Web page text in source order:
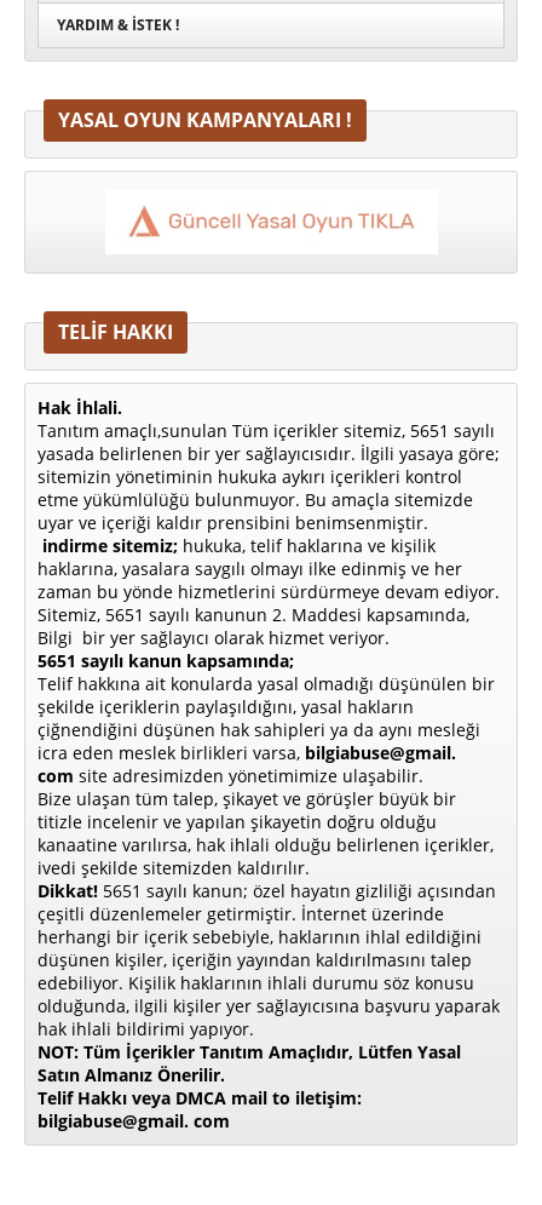
YARDIM & İSTEK !
YASAL OYUN KAMPANYALARI !
TELİF HAKKI
Hak İhlali.
Tanıtım amaçlı,sunulan Tüm içerikler sitemiz, 5651 sayılı
yasada belirlenen bir yer sağlayıcısıdır. İlgili yasaya göre;
sitemizin yönetiminin hukuka aykırı içerikleri kontrol
etme yükümlülüğü bulunmuyor. Bu amaçla sitemizde
uyar ve içeriği kaldır prensibini benimsenmiştir.
indirme sitemiz; hukuka, telif haklarına ve kişilik
haklarına, yasalara saygılı olmayı ilke edinmiş ve her
zaman bu yönde hizmetlerini sürdürmeye devam ediyor.
Sitemiz, 5651 sayılı kanunun 2. Maddesi kapsamında,
Bilgi bir yer sağlayıcı olarak hizmet veriyor.
5651 sayılı kanun kapsamında;
Telif hakkına ait konularda yasal olmadığı düşünülen bir
şekilde içeriklerin paylaşıldığını, yasal hakların
çiğnendiğini düşünen hak sahipleri ya da aynı mesleği
icra eden meslek birlikleri varsa, bilgiabuse@gmail.
com site adresimizden yönetimimize ulaşabilir.
Bize ulaşan tüm talep, şikayet ve görüşler büyük bir
titizle incelenir ve yapılan şikayetin doğru olduğu
kanaatine varılırsa, hak ihlali olduğu belirlenen içerikler,
ivedi şekilde sitemizden kaldırılır.
Dikkat! 5651 sayılı kanun; özel hayatın gizliliği açısından
çeşitli düzenlemeler getirmiştir. İnternet üzerinde
herhangi bir içerik sebebiyle, haklarının ihlal edildiğini
düşünen kişiler, içeriğin yayından kaldırılmasını talep
edebiliyor. Kişilik haklarının ihlali durumu söz konusu
olduğunda, ilgili kişiler yer sağlayıcısına başvuru yaparak
hak ihlali bildirimi yapıyor.
NOT: Tüm İçerikler Tanıtım Amaçlıdır, Lütfen Yasal
Satın Almanız Önerilir.
Telif Hakkı veya DMCA mail to iletişim:
bilgiabuse@gmail. com